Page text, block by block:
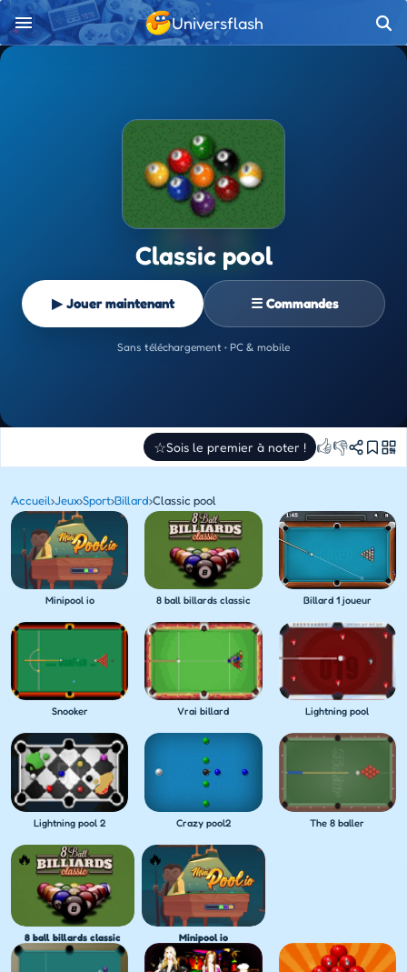
Universflash
Classic pool
▶ Jouer maintenant ☰ Commandes
Sans téléchargement • PC & mobile
☆Sois le premier à noter ! 👍👎
Accueil›Jeux›Sport›Billard›Classic pool
Minipool io 8 ball billards classic Billard 1 joueur
Snooker Vrai billard Lightning pool
Lightning pool 2 Crazy pool2 The 8 baller
8 ball billards classic Minipool io